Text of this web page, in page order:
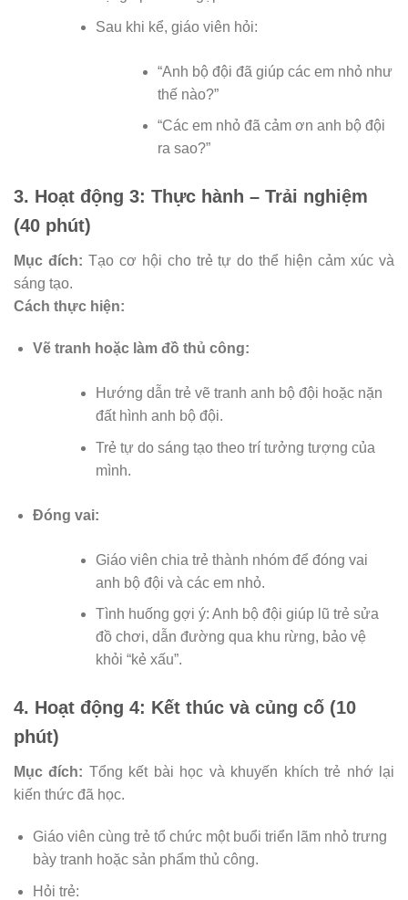
Sau khi kể, giáo viên hỏi:
“Anh bộ đội đã giúp các em nhỏ như
thế nào?”
“Các em nhỏ đã cảm ơn anh bộ đội
ra sao?”
3. Hoạt động 3: Thực hành – Trải nghiệm
(40 phút)
Mục đích: Tạo cơ hội cho trẻ tự do thể hiện cảm xúc và
sáng tạo.
Cách thực hiện:
Vẽ tranh hoặc làm đồ thủ công:
Hướng dẫn trẻ vẽ tranh anh bộ đội hoặc nặn
đất hình anh bộ đội.
Trẻ tự do sáng tạo theo trí tưởng tượng của
mình.
Đóng vai:
Giáo viên chia trẻ thành nhóm để đóng vai
anh bộ đội và các em nhỏ.
Tình huống gợi ý: Anh bộ đội giúp lũ trẻ sửa
đồ chơi, dẫn đường qua khu rừng, bảo vệ
khỏi “kẻ xấu”.
4. Hoạt động 4: Kết thúc và củng cố (10
phút)
Mục đích: Tổng kết bài học và khuyến khích trẻ nhớ lại
kiến thức đã học.
Giáo viên cùng trẻ tổ chức một buổi triển lãm nhỏ trưng
bày tranh hoặc sản phẩm thủ công.
Hỏi trẻ: